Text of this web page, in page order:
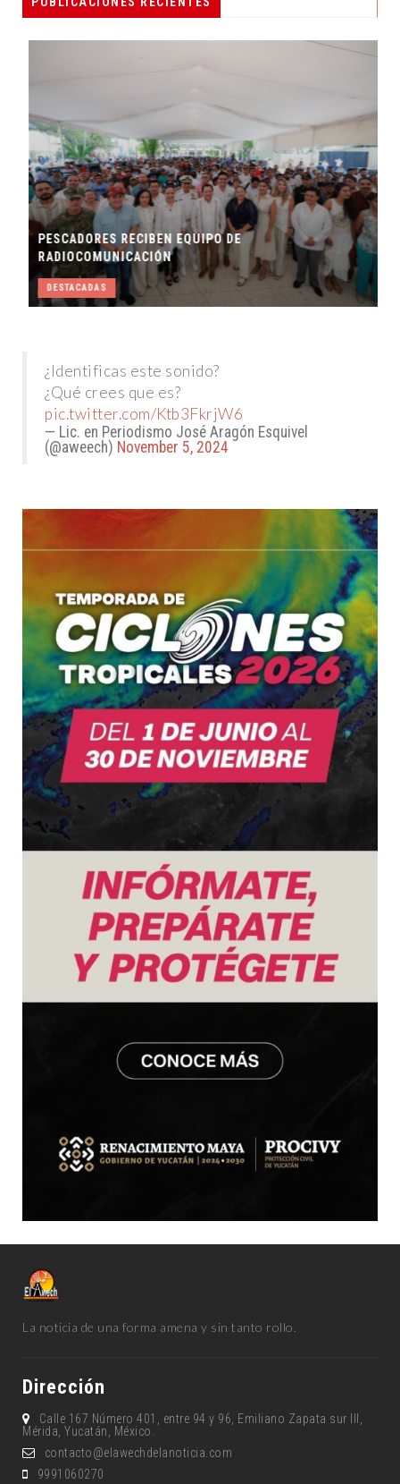
PESCADORES RECIBEN EQUIPO DE
RADIOCOMUNICACIÓN
DESTACADAS
¿Identificas este sonido?
¿Qué crees que es?
pic.twitter.com/Ktb3FkrjW6
— Lic. en Periodismo José Aragón Esquivel
(@aweech) November 5, 2024
La noticia de una forma amena y sin tanto rollo.
Dirección
Calle 167 Número 401, entre 94 y 96, Emiliano Zapata sur lll,
Mérida, Yucatán, México.
contacto@elawechdelanoticia.com
9991060270